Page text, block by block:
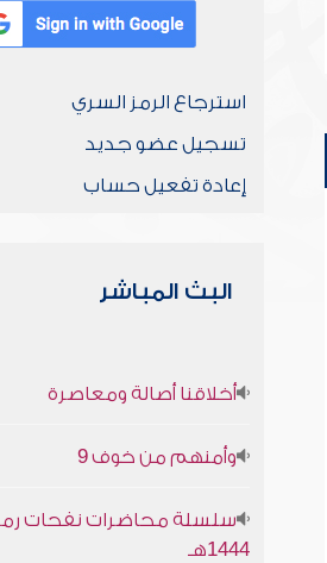
استرجاع الرمز السري
تسجيل عضو جديد
إعادة تفعيل حساب
البث المباشر
أخلاقنا أصالة ومعاصرة
وأمنهم من خوف 9
سلسلة محاضرات نفحات
1444هـ